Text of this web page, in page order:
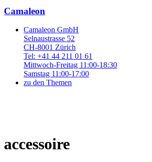
Camaleon
Camaleon GmbH
Selnaustrasse 52
CH-8001 Zürich
Tel: +41 44 211 01 61
Mittwoch-Freitag 11:00-18:30
Samstag 11:00-17:00
zu den Themen
accessoire